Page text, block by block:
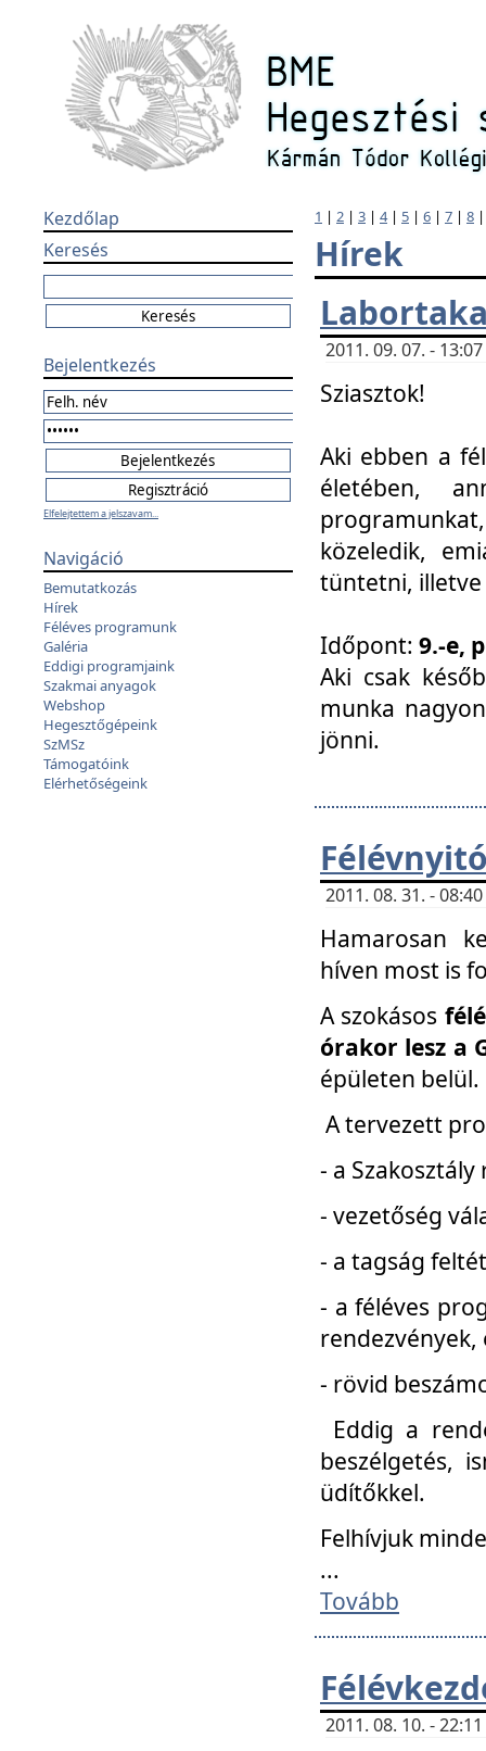
Kezdőlap
Keresés
Bejelentkezés
Elfelejtettem a jelszavam...
Navigáció
Bemutatkozás
Hírek
Féléves programunk
Galéria
Eddigi programjaink
Szakmai anyagok
Webshop
Hegesztőgépeink
SzMSz
Támogatóink
Elérhetőségeink
1 | 2 | 3 | 4| 5 | 6 | 7 | 8
Hírek
2011. 09. 07. -
Sziasztok!
Aki ebben a
életében,
közeledik,
tüntetni, illetve
Időpont: 9.-e,
Aki csak
munka
jönni.
2011. 08. 31. -
Hamarosan
híven most is
A szokásos
órakor lesz a
épületen belül.
A tervezett
- a
- vezetőség
- a tagság
- a féléves
- rövid
Eddig a
beszélgetés,
üdítőkkel.
Felhívjuk
...
Tovább
2011. 08. 10. -